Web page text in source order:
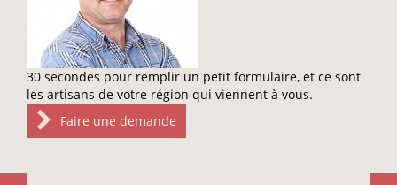
30 secondes pour remplir un petit formulaire, et ce sont
les artisans de votre région qui viennent à vous.
Faire une demande